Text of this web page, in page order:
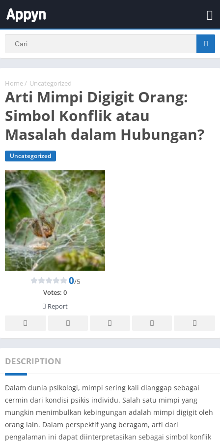
Home / Uncategorized
Arti Mimpi Digigit Orang:
Simbol Konflik atau
Masalah dalam Hubungan?
Uncategorized
0/5
Votes: 0
Report
DESCRIPTION
Dalam dunia psikologi, mimpi sering kali dianggap sebagai
cermin dari kondisi psikis individu. Salah satu mimpi yang
mungkin menimbulkan kebingungan adalah mimpi digigit oleh
orang lain. Dalam perspektif yang beragam, arti dari
pengalaman ini dapat diinterpretasikan sebagai simbol konflik